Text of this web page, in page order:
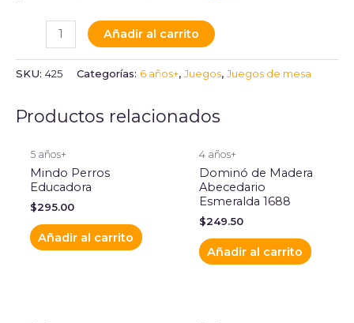
Añadir al carrito
SKU: 425 Categorías: 6 años+, Juegos, Juegos de mesa
Productos relacionados
5 años+
Mindo Perros
Educadora
$295.00
Añadir al carrito
4 años+
Dominó de Madera
Abecedario
Esmeralda 1688
$249.50
Añadir al carrito